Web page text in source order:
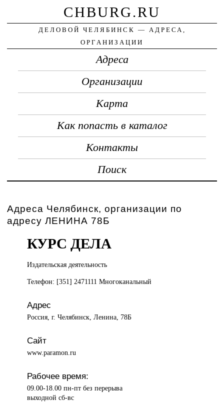
CHBURG.RU
ДЕЛОВОЙ ЧЕЛЯБИНСК — АДРЕСА,
ОРГАНИЗАЦИИ
Адреса
Организации
Карта
Как попасть в каталог
Контакты
Поиск
Адреса Челябинск, организации по
адресу ЛЕНИНА 78Б
КУРС ДЕЛА
Издательская деятельность
Телефон: [351] 2471111 Многоканальный
Адрес
Россия, г. Челябинск, Ленина, 78Б
Сайт
www.paramon.ru
Рабочее время:
09.00-18.00 пн-пт без перерыва
выходной сб-вс